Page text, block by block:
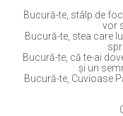
Bucură-te, stâlp de
vor
Bucură-te, stea care
Bucură-te, că te-ai
şi un
Bucură-te, Cuvioase